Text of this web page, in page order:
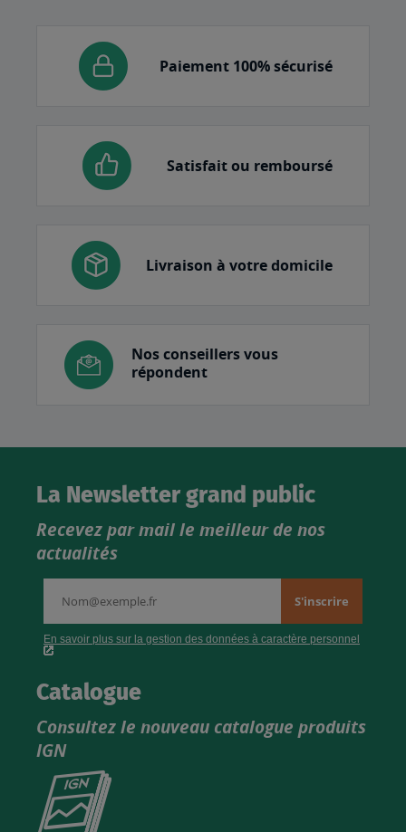
Paiement 100% sécurisé
Satisfait ou remboursé
Livraison à votre domicile
Nos conseillers vous
répondent
La Newsletter grand public
Recevez par mail le meilleur de nos
actualités
Catalogue
Consultez le nouveau catalogue produits
IGN
Consultez